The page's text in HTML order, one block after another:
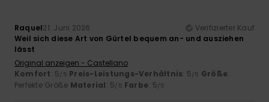
Raquel21. Juni 2026
Verifizierter Kauf
Weil sich diese Art von Gürtel bequem an- und ausziehen
lässt
Original anzeigen - Castellano
Komfort: 5/5 Preis-Leistungs-Verhältnis: 5/5 Größe:
Perfekte Größe Material: 5/5 Farbe: 5/5